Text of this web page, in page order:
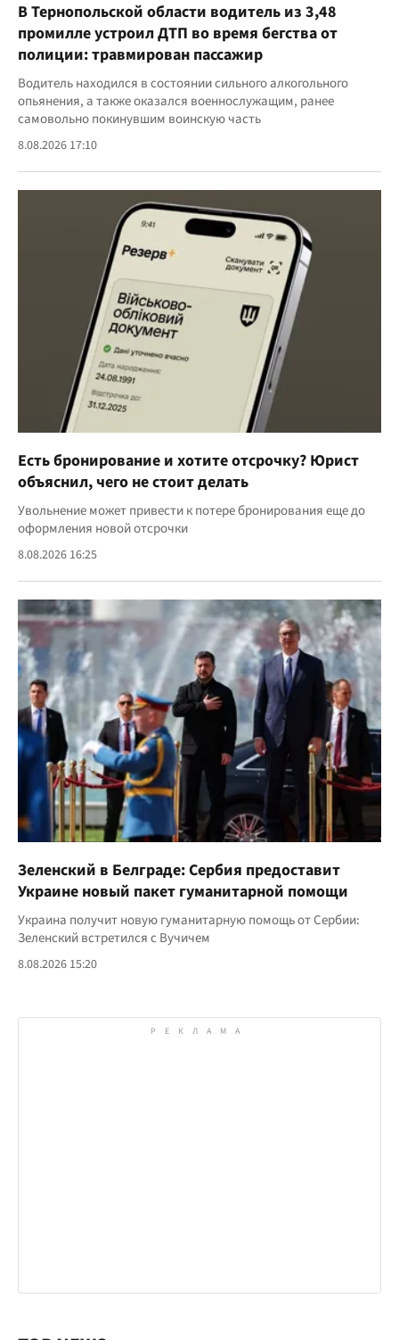
В Тернопольской области водитель из 3,48
промилле устроил ДТП во время бегства от
полиции: травмирован пассажир
Водитель находился в состоянии сильного алкогольного
опьянения, а также оказался военнослужащим, ранее
самовольно покинувшим воинскую часть
8.08.2026 17:10
Есть бронирование и хотите отсрочку? Юрист
объяснил, чего не стоит делать
Увольнение может привести к потере бронирования еще до
оформления новой отсрочки
8.08.2026 16:25
Зеленский в Белграде: Сербия предоставит
Украине новый пакет гуманитарной помощи
Украина получит новую гуманитарную помощь от Сербии:
Зеленский встретился с Вучичем
8.08.2026 15:20